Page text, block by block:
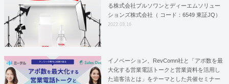
る株式会社プルソワンとディーエムソリュー
ションズ株式会社（ コード：6549 東証JQ）
はYFOSにおけるロジスティクスパートナー
2022.03.16
イノベーション、RevComn社と「アポ数を最
大化する営業電話トークと営業資料を活用し
た追客法とは」をテーマとした共催セミナー